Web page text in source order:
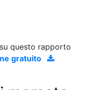
questo rapporto
gratuito